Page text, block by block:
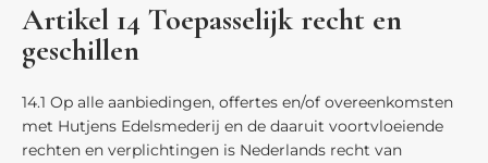
Artikel 14 Toepasselijk recht en
geschillen
14.1 Op alle aanbiedingen, offertes en/of overeenkomsten
met Hutjens Edelsmederij en de daaruit voortvloeiende
rechten en verplichtingen is Nederlands recht van